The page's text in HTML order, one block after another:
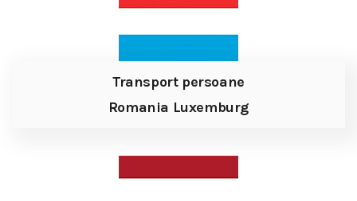
Transport persoane
Romania Luxemburg